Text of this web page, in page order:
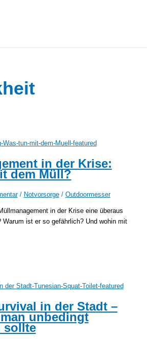
in der Krise:
dem Müll?
/ Notvorsorge/ Outdoormesser
in der Krise eine überaus
Warum ist er so gefährlich? Und wohin mit
in der Stadt –
unbedingt
sollte